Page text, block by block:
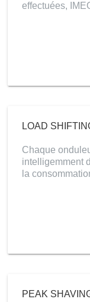
effectuées,
LOAD
Chaque
intelligemment
la
PEAK